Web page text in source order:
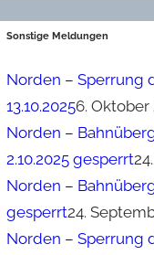
Sonstige Meldungen
Norden – Sperrung
13.10.20256. Oktober
Norden –
2.10.2025 gesperrt
Norden –
gesperrt24.
Norden – Sperrung